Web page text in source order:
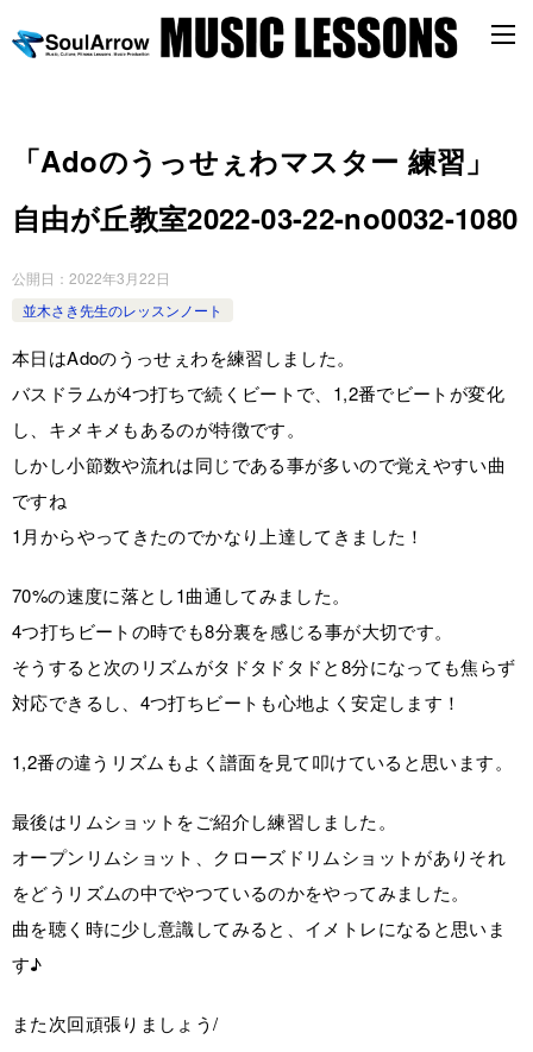
「Adoのうっせぇわマスター 練習」
自由が丘教室2022-03-22-no0032-1080
公開日： 2022年3月22日
並木さき先生のレッスンノート
本日はAdoのうっせぇわを練習しました。
バスドラムが4つ打ちで続くビートで、1,2番でビートが変化
し、キメキメもあるのが特徴です。
しかし小節数や流れは同じである事が多いので覚えやすい曲
ですね
1月からやってきたのでかなり上達してきました！
70%の速度に落とし1曲通してみました。
4つ打ちビートの時でも8分裏を感じる事が大切です。
そうすると次のリズムがタドタドタドと8分になっても焦らず
対応できるし、4つ打ちビートも心地よく安定します！
1,2番の違うリズムもよく譜面を見て叩けていると思います。
最後はリムショットをご紹介し練習しました。
オープンリムショット、クローズドリムショットがありそれ
をどうリズムの中でやつているのかをやってみました。
曲を聴く時に少し意識してみると、イメトレになると思いま
す♪
また次回頑張りましょう/